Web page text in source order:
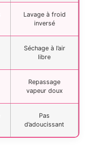
Lavage à froid
inversé
Séchage à l’air
libre
Repassage
vapeur doux
Pas
d’adoucissant